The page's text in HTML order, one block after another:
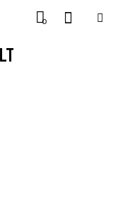
0